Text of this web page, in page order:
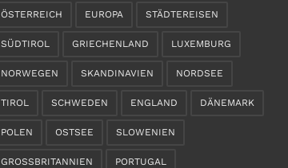
ÖSTERREICH EUROPA STÄDTEREISEN
SÜDTIROL GRIECHENLAND LUXEMBURG
NORWEGEN SKANDINAVIEN NORDSEE
TIROL SCHWEDEN ENGLAND DÄNEMARK
POLEN OSTSEE SLOWENIEN
GROSSBRITANNIEN PORTUGAL